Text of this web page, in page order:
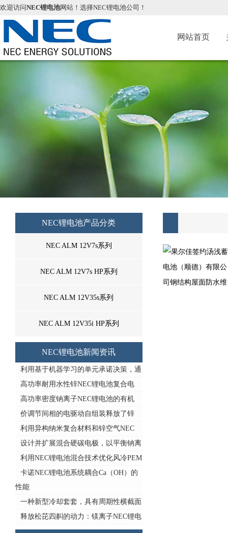
欢迎访问NEC锂电池网站！选择NEC锂电池公司！
网站首页
NEC锂电池产品分类
NEC ALM 12V7s系列
NEC ALM 12V7s HP系列
NEC ALM 12V35s系列
NEC ALM 12V35i HP系列
NEC锂电池新闻资讯
利用基于机器学习的单元承诺决策，通
高功率耐用水性锌NEC锂电池复合电
高功率密度钠离子NEC锂电池的有机
价调节间相的电驱动自组装释放了锌
利用异构纳米复合材料和锌空气NEC
设计并扩展混合硬碳电极，以平衡钠离
利用NEC锂电池混合技术优化风冷PEM
卡诺NEC锂电池系统耦合Ca（OH）的
性能
一种新型冷却套套，具有周期性横截面
释放松芘四鼼的动力：镁离子NEC锂电